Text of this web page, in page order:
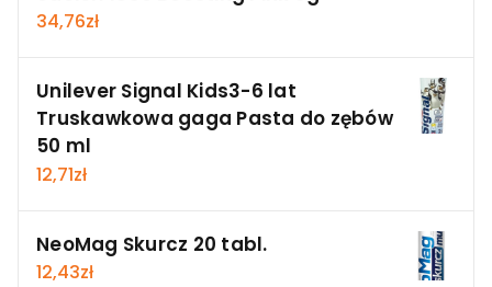
34,76zł
Unilever Signal Kids3-6 lat
Truskawkowa gaga Pasta do zębów
50 ml
12,71zł
NeoMag Skurcz 20 tabl.
12,43zł